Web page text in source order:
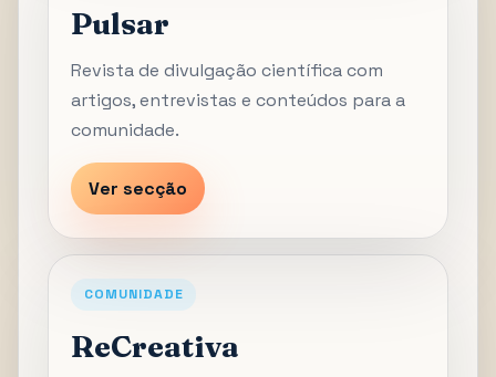
Pulsar
Revista de divulgação científica com
artigos, entrevistas e conteúdos para a
comunidade.
Ver secção
COMUNIDADE
ReCreativa